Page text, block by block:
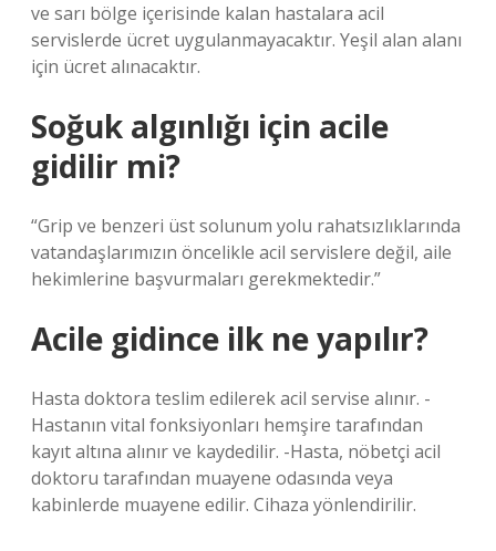
ve sarı bölge içerisinde kalan hastalara acil
servislerde ücret uygulanmayacaktır. Yeşil alan alanı
için ücret alınacaktır.
Soğuk algınlığı için acile
gidilir mi?
“Grip ve benzeri üst solunum yolu rahatsızlıklarında
vatandaşlarımızın öncelikle acil servislere değil, aile
hekimlerine başvurmaları gerekmektedir.”
Acile gidince ilk ne yapılır?
Hasta doktora teslim edilerek acil servise alınır. -
Hastanın vital fonksiyonları hemşire tarafından
kayıt altına alınır ve kaydedilir. -Hasta, nöbetçi acil
doktoru tarafından muayene odasında veya
kabinlerde muayene edilir. Cihaza yönlendirilir.